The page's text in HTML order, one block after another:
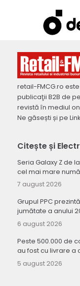
retail-FMCG.ro
publicaţii B2B de
revistă în mediul
Ne găsești și pe
Citește și
Seria Galaxy Z de
cel mai mare
7 august 2026
Grupul PPC
jumătate a anului
6 august 2026
Peste 500.000 de
au fost cu livrare a
5 august 2026